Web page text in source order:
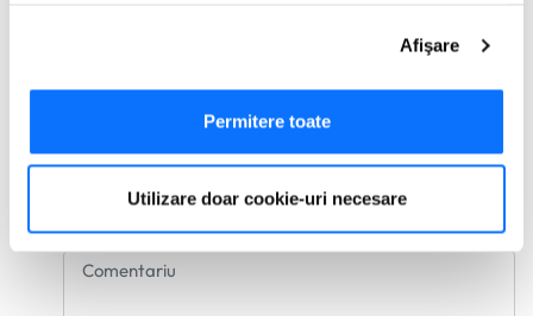
Să colectăm informațiile cu privire la locația dvs.
geografică cu o exactitate de până la câțiva metri
Să vă identificăm dispozitivul scanândul-l în mod
dvs. personale și configurați-vă preferințele la
cu detalii. Vă puteți modifica sau retrage oricând acordul
din Declarația despre modulele cookie.
Afişare
Permitere toate
Utilizare doar cookie-uri necesare